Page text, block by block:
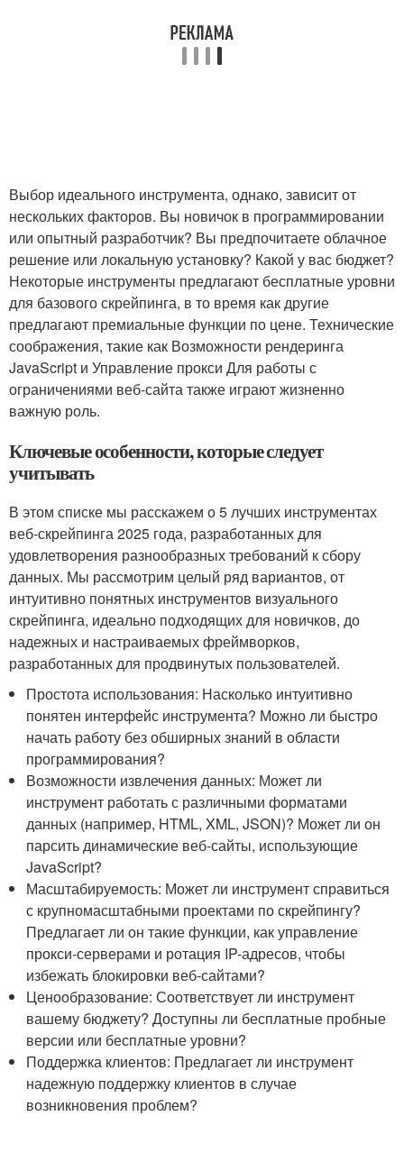
Выбор идеального инструмента, однако, зависит от
нескольких факторов. Вы новичок в программировании
или опытный разработчик? Вы предпочитаете облачное
решение или локальную установку? Какой у вас бюджет?
Некоторые инструменты предлагают бесплатные уровни
для базового скрейпинга, в то время как другие
предлагают премиальные функции по цене. Технические
соображения, такие как Возможности рендеринга
JavaScript и Управление прокси Для работы с
ограничениями веб-сайта также играют жизненно
важную роль.
Ключевые особенности, которые следует
учитывать
В этом списке мы расскажем о 5 лучших инструментах
веб-скрейпинга 2025 года, разработанных для
удовлетворения разнообразных требований к сбору
данных. Мы рассмотрим целый ряд вариантов, от
интуитивно понятных инструментов визуального
скрейпинга, идеально подходящих для новичков, до
надежных и настраиваемых фреймворков,
разработанных для продвинутых пользователей.
Простота использования: Насколько интуитивно
понятен интерфейс инструмента? Можно ли быстро
начать работу без обширных знаний в области
программирования?
Возможности извлечения данных: Может ли
инструмент работать с различными форматами
данных (например, HTML, XML, JSON)? Может ли он
парсить динамические веб-сайты, использующие
JavaScript?
Масштабируемость: Может ли инструмент справиться
с крупномасштабными проектами по скрейпингу?
Предлагает ли он такие функции, как управление
прокси-серверами и ротация IP-адресов, чтобы
избежать блокировки веб-сайтами?
Ценообразование: Соответствует ли инструмент
вашему бюджету? Доступны ли бесплатные пробные
версии или бесплатные уровни?
Поддержка клиентов: Предлагает ли инструмент
надежную поддержку клиентов в случае
возникновения проблем?